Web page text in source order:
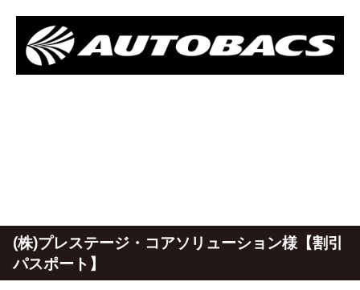
(株)プレステージ・コアソリューション様【割引
パスポート】